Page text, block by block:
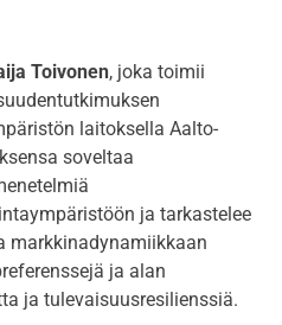
Toivonen, joka toimii
laitoksella Aalto-
soveltaa
ja tarkastelee
markkinadynamiikkaan
ja alan
ja tulevaisuusresilienssiä.